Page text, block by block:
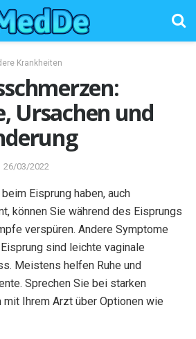
Krankheiten
Ursachen und
26/03/2022
Eisprung haben, auch
können Sie während des Eisprungs
verspüren. Andere Symptome
sind leichte vaginale
Meistens helfen Ruhe und
Sprechen Sie bei starken
Ihrem Arzt über Optionen wie